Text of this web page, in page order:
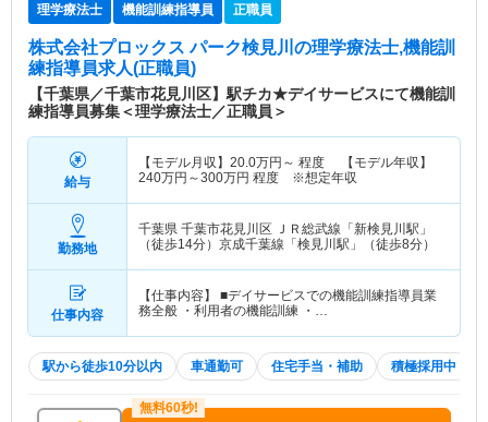
理学療法士 機能訓練指導員 正職員
株式会社プロックス パーク検見川 の理学療法士,機能訓
練指導員求人(正職員)
【千葉県／千葉市花見川区】駅チカ★デイサービスにて機能訓
練指導員募集＜理学療法士／正職員＞
給与
【モデル月収】 20.0万円～ 程度 【モデル年収】
240万円～300万円 程度 ※想定年収
勤務地
千葉県 千葉市花見川区 ＪＲ総武線「新検見川駅」
（徒歩14分）京成千葉線「検見川駅」（徒歩8分）
仕事内容
【仕事内容】 ■デイサービスでの機能訓練指導員業
務全般 ・利用者の機能訓練 ・…
駅から徒歩10分以内 車通勤可 住宅手当・補助 積極採用中